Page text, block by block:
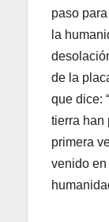
paso
la
de la
que dice:
tierra han
primera
venido